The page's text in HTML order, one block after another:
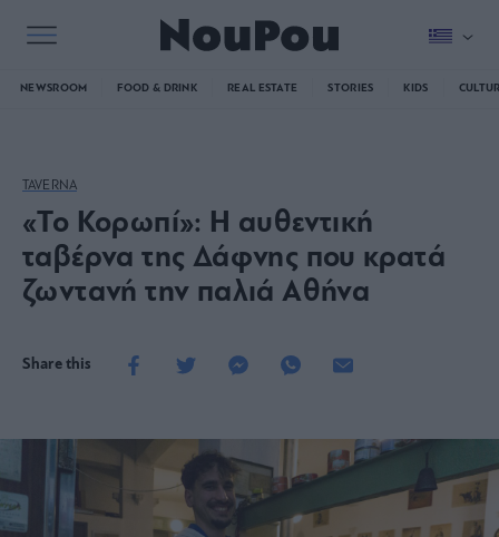
NEWSROOM FOOD & DRINK REAL ESTATE STORIES KIDS
TAVERNA
«Το Κορωπί»: Η αυθεντική
ταβέρνα της Δάφνης που κρατά
ζωντανή την παλιά Αθήνα
Share this